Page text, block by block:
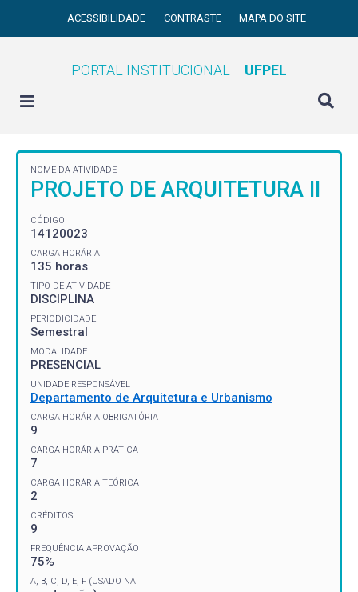
ACESSIBILIDADE CONTRASTE MAPA DO SITE
PORTAL INSTITUCIONAL UFPEL
NOME DA ATIVIDADE
PROJETO DE ARQUITETURA II
CÓDIGO
14120023
CARGA HORÁRIA
135 horas
TIPO DE ATIVIDADE
DISCIPLINA
PERIODICIDADE
Semestral
MODALIDADE
PRESENCIAL
UNIDADE RESPONSÁVEL
Departamento de Arquitetura e Urbanismo
CARGA HORÁRIA OBRIGATÓRIA
9
CARGA HORÁRIA PRÁTICA
7
CARGA HORÁRIA TEÓRICA
2
CRÉDITOS
9
FREQUÊNCIA APROVAÇÃO
75%
A, B, C, D, E, F (USADO NA